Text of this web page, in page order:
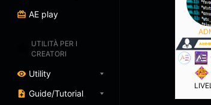
AE play
UTILITÀ PER I
CREATORI
Utility
Guide/Tutorial